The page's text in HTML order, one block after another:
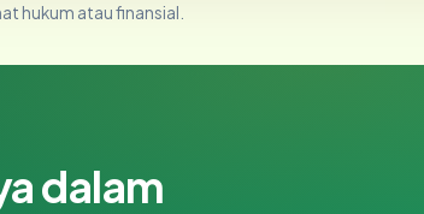
hukum atau finansial.
dalam